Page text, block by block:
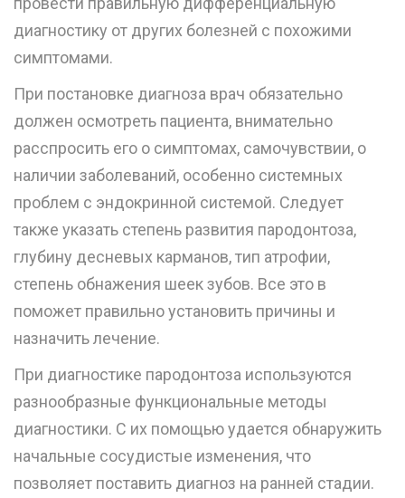
диагностику от других болезней с похожими
симптомами.
При постановке диагноза врач обязательно
должен осмотреть пациента, внимательно
расспросить его о симптомах, самочувствии, о
наличии заболеваний, особенно системных
проблем с эндокринной системой. Следует
также указать степень развития пародонтоза,
глубину десневых карманов, тип атрофии,
степень обнажения шеек зубов. Все это в
поможет правильно установить причины и
назначить лечение.
При диагностике пародонтоза используются
разнообразные функциональные методы
диагностики. С их помощью удается обнаружить
начальные сосудистые изменения, что
позволяет поставить диагноз на ранней стадии.